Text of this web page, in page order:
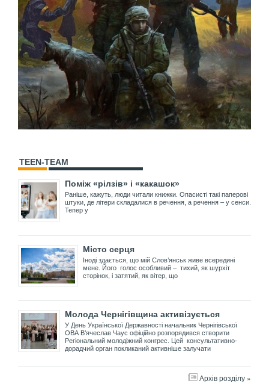
TEEN-TEAM
Поміж «рілзів» і «какашок»
Раніше, кажуть, люди читали книжки. Опасисті такі паперові
штуки, де літери складалися в речення, а речення – у сенси.
Тепер у
Місто серця
Іноді здається, що мій Слов’янськ живе всередині
мене. Його голос особливий – тихий, як шурхіт
сторінок, і затятий, як вітер, що
Молода Чернігівщина активізується
У День Української Державності начальник Чернігівської
ОВА В’ячеслав Чаус офіційно розпорядився створити
Регіональний молодіжний конгрес. Цей консультативно-
дорадчий орган покликаний активніше залучати
Архів розділу »